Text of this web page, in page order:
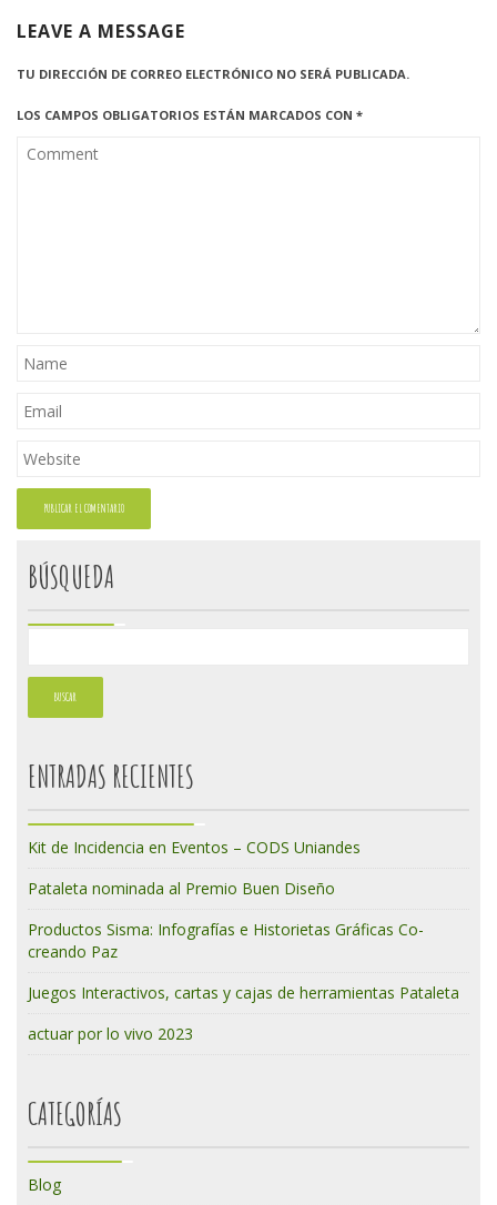
LEAVE A MESSAGE
TU DIRECCIÓN DE CORREO ELECTRÓNICO NO SERÁ PUBLICADA.
LOS CAMPOS OBLIGATORIOS ESTÁN MARCADOS CON *
BÚSQUEDA
ENTRADAS RECIENTES
Kit de Incidencia en Eventos – CODS Uniandes
Pataleta nominada al Premio Buen Diseño
Productos Sisma: Infografías e Historietas Gráficas Co-
creando Paz
Juegos Interactivos, cartas y cajas de herramientas Pataleta
actuar por lo vivo 2023
CATEGORÍAS
Blog